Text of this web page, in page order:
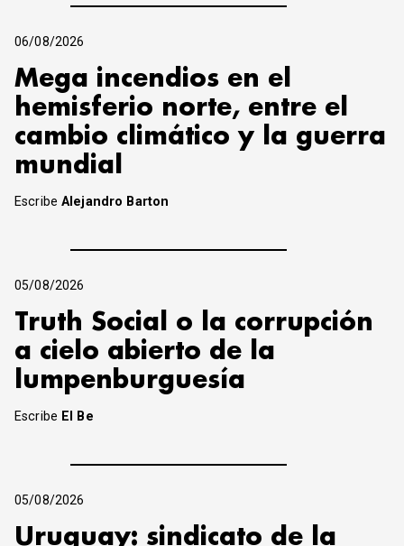
06/08/2026
Mega incendios en el
hemisferio norte, entre el
cambio climático y la guerra
mundial
EscribeAlejandro Barton
05/08/2026
Truth Social o la corrupción
a cielo abierto de la
lumpenburguesía
Escribe El Be
05/08/2026
Uruguay: sindicato de la